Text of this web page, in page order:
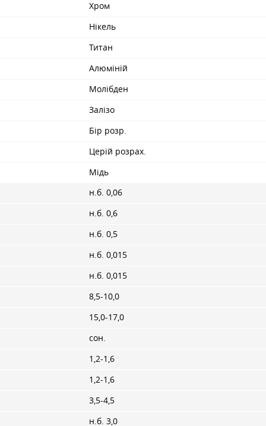
Хром
Нікель
Титан
Алюміній
Молібден
Залізо
Бір розр.
Церій розрах.
Мідь
н.б. 0,06
н.б. 0,6
н.б. 0,5
н.б. 0,015
н.б. 0,015
8,5-10,0
15,0-17,0
сон.
1,2-1,6
1,2-1,6
3,5-4,5
н.б. 3,0